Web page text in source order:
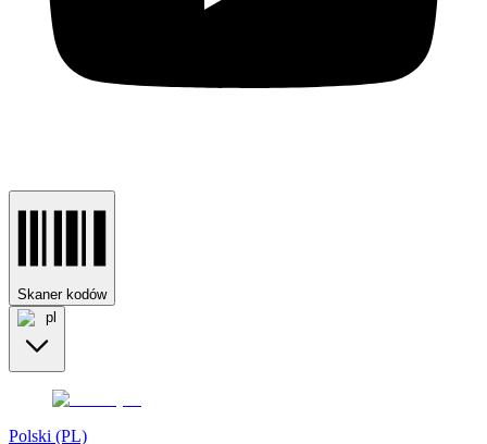
Skaner kodów
pl
Polski (PL)